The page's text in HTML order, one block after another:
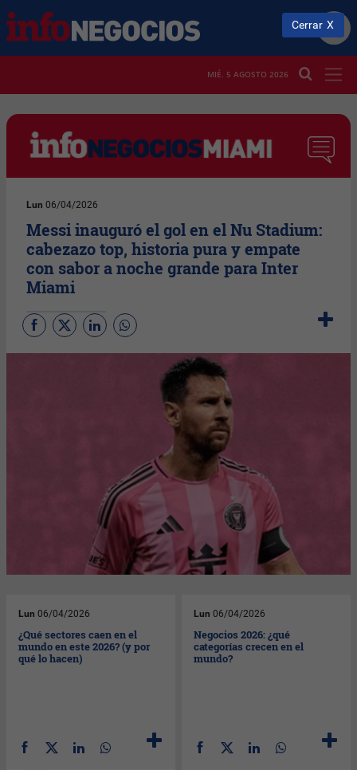
MIÉ. 5 AGOSTO 2026
Lun 06/04/2026
Messi inauguró el gol en el Nu Stadium:
cabezazo top, historia pura y empate
con sabor a noche grande para Inter
Miami
Lun 06/04/2026
¿Qué sectores caen en el
mundo en este 2026? (y por
qué lo hacen)
Lun 06/04/2026
Negocios 2026: ¿qué
categorías crecen en el
mundo?
Cerrar